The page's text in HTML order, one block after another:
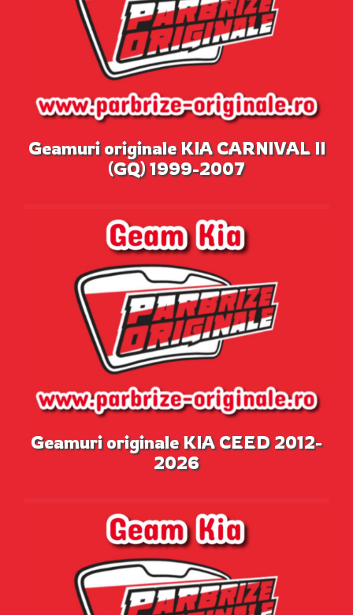
Geamuri originale KIA CARNIVAL II
(GQ) 1999-2007
Geamuri originale KIA CEED 2012-
2026